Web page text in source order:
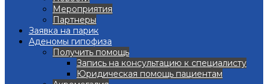
Мероприятия
Партнеры
Заявка на парик
Аденомы гипофиза
Получить помощь
Запись на консультацию к специалисту
Юридическая помощь пациентам